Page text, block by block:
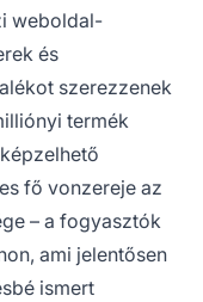
weboldal-
és
szerezzenek
termék
fő vonzereje az
– a fogyasztók
ami jelentősen
ismert